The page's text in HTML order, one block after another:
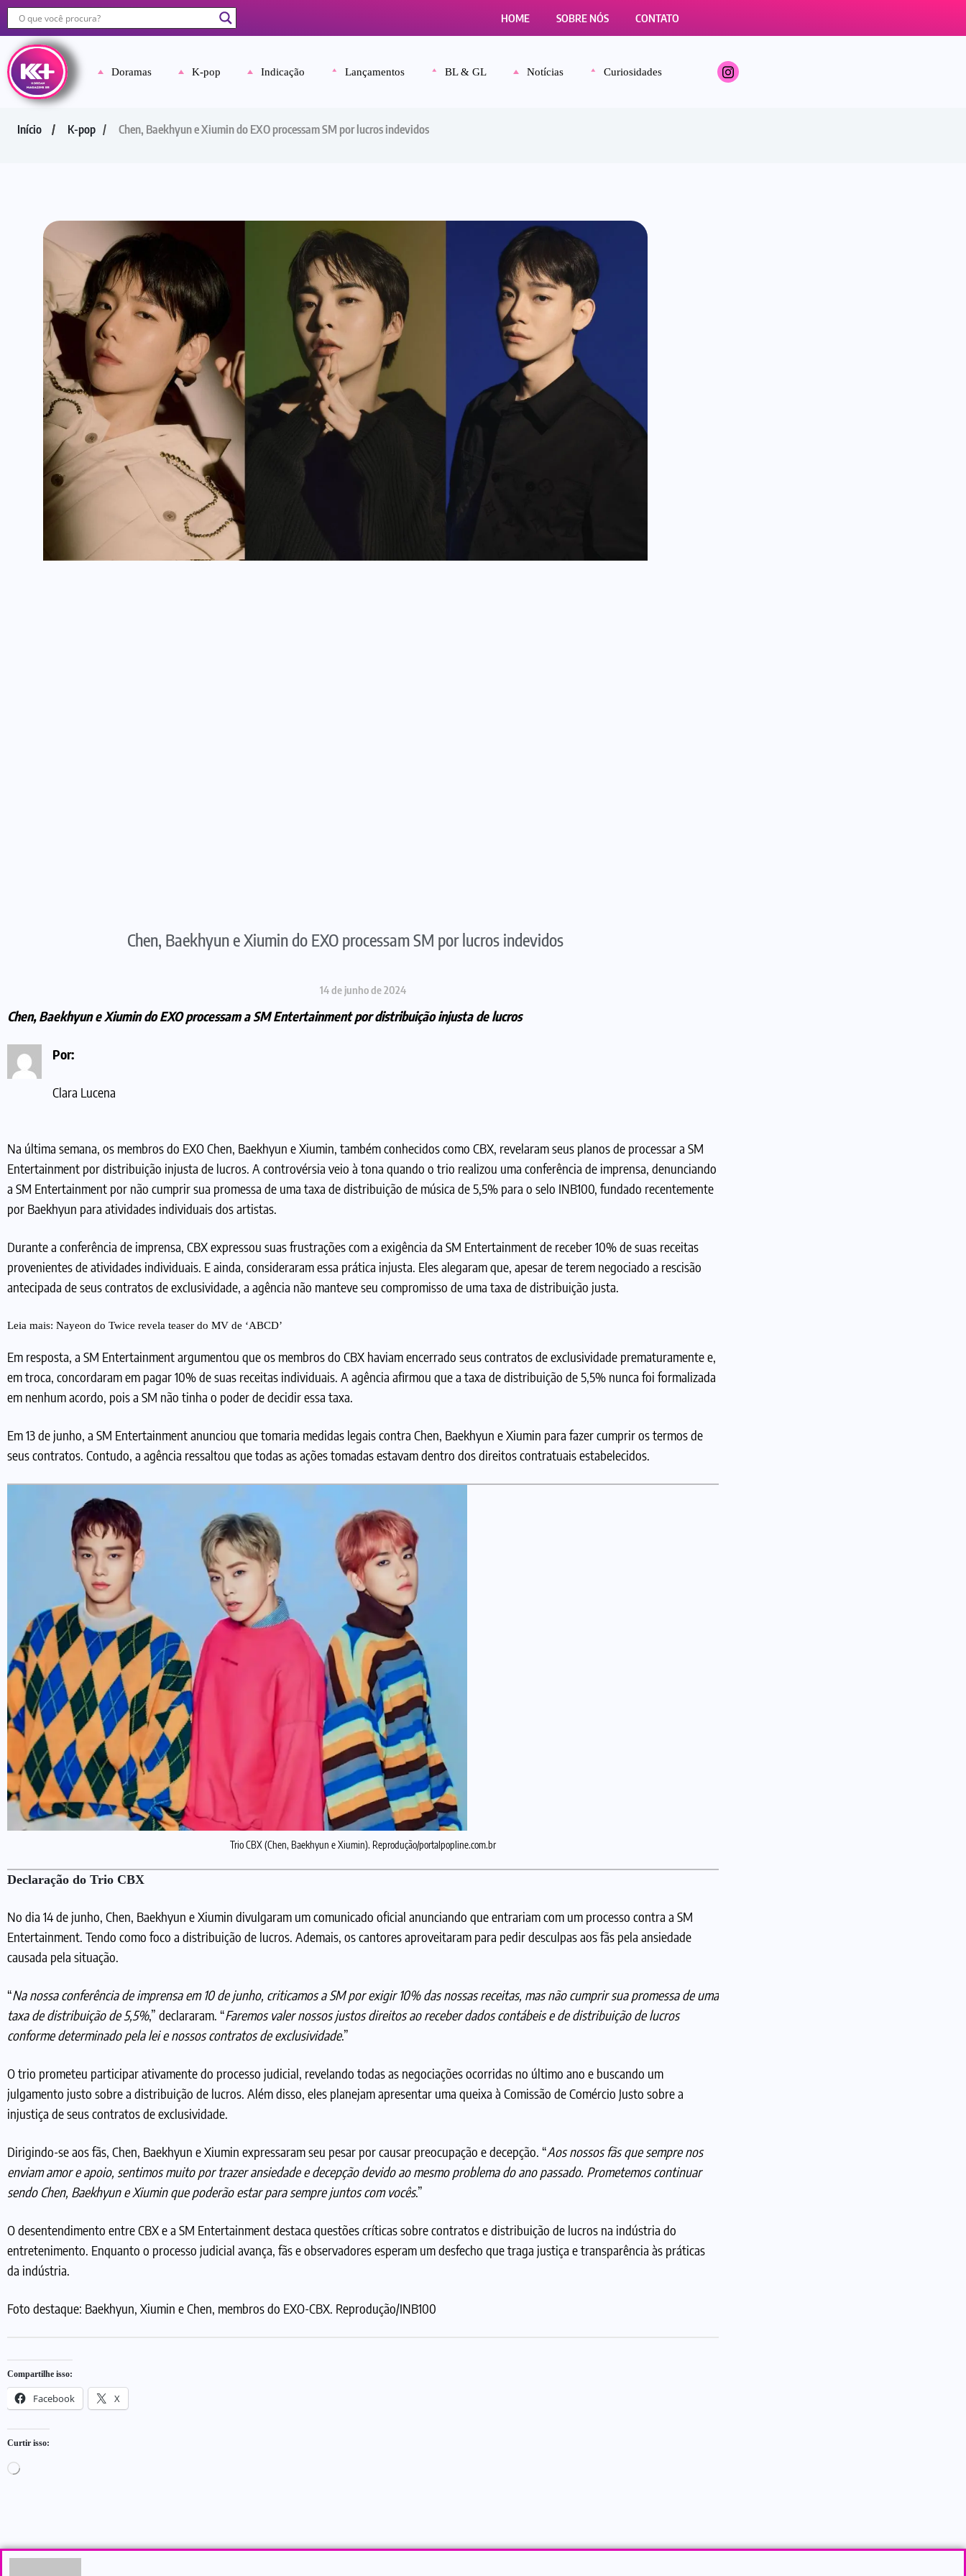
HOME SOBRE NÓS CONTATO
Doramas K-pop Indicação Lançamentos BL & GL Notícias Curiosidades
Início K-pop Chen, Baekhyun e Xiumin do EXO processam SM por lucros indevidos
Chen, Baekhyun e Xiumin do EXO processam SM por lucros indevidos
14 de junho de 2024
Chen, Baekhyun e Xiumin do EXO processam a SM Entertainment por distribuição injusta de lucros
Por:
Clara Lucena
Na última semana, os membros do EXO Chen, Baekhyun e Xiumin, também conhecidos como CBX, revelaram seus planos de processar a SM
Entertainment por distribuição injusta de lucros. A controvérsia veio à tona quando o trio realizou uma conferência de imprensa, denunciando
a SM Entertainment por não cumprir sua promessa de uma taxa de distribuição de música de 5,5% para o selo INB100, fundado recentemente
por Baekhyun para atividades individuais dos artistas.
Durante a conferência de imprensa, CBX expressou suas frustrações com a exigência da SM Entertainment de receber 10% de suas receitas
provenientes de atividades individuais. E ainda, consideraram essa prática injusta. Eles alegaram que, apesar de terem negociado a rescisão
antecipada de seus contratos de exclusividade, a agência não manteve seu compromisso de uma taxa de distribuição justa.
Leia mais: Nayeon do Twice revela teaser do MV de ‘ABCD’
Em resposta, a SM Entertainment argumentou que os membros do CBX haviam encerrado seus contratos de exclusividade prematuramente e,
em troca, concordaram em pagar 10% de suas receitas individuais. A agência afirmou que a taxa de distribuição de 5,5% nunca foi formalizada
em nenhum acordo, pois a SM não tinha o poder de decidir essa taxa.
Em 13 de junho, a SM Entertainment anunciou que tomaria medidas legais contra Chen, Baekhyun e Xiumin para fazer cumprir os termos de
seus contratos. Contudo, a agência ressaltou que todas as ações tomadas estavam dentro dos direitos contratuais estabelecidos.
Trio CBX (Chen, Baekhyun e Xiumin). Reprodução/portalpopline.com.br
Declaração do Trio CBX
No dia 14 de junho, Chen, Baekhyun e Xiumin divulgaram um comunicado oficial anunciando que entrariam com um processo contra a SM
Entertainment. Tendo como foco a distribuição de lucros. Ademais, os cantores aproveitaram para pedir desculpas aos fãs pela ansiedade
causada pela situação.
“Na nossa conferência de imprensa em 10 de junho, criticamos a SM por exigir 10% das nossas receitas, mas não cumprir sua promessa de uma
taxa de distribuição de 5,5%,” declararam. “Faremos valer nossos justos direitos ao receber dados contábeis e de distribuição de lucros
conforme determinado pela lei e nossos contratos de exclusividade.”
O trio prometeu participar ativamente do processo judicial, revelando todas as negociações ocorridas no último ano e buscando um
julgamento justo sobre a distribuição de lucros. Além disso, eles planejam apresentar uma queixa à Comissão de Comércio Justo sobre a
injustiça de seus contratos de exclusividade.
Dirigindo-se aos fãs, Chen, Baekhyun e Xiumin expressaram seu pesar por causar preocupação e decepção. “Aos nossos fãs que sempre nos
enviam amor e apoio, sentimos muito por trazer ansiedade e decepção devido ao mesmo problema do ano passado. Prometemos continuar
sendo Chen, Baekhyun e Xiumin que poderão estar para sempre juntos com vocês.”
O desentendimento entre CBX e a SM Entertainment destaca questões críticas sobre contratos e distribuição de lucros na indústria do
entretenimento. Enquanto o processo judicial avança, fãs e observadores esperam um desfecho que traga justiça e transparência às práticas
da indústria.
Foto destaque: Baekhyun, Xiumin e Chen, membros do EXO-CBX. Reprodução/INB100
Compartilhe isso:
Facebook X
Curtir isso: